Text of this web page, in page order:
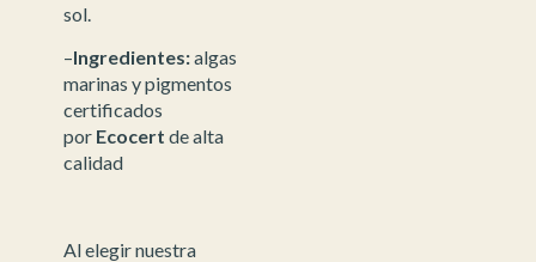
sol.
–Ingredientes:algas
marinas y pigmentos
certificados
porEcocert de alta
calidad
Al elegir nuestra